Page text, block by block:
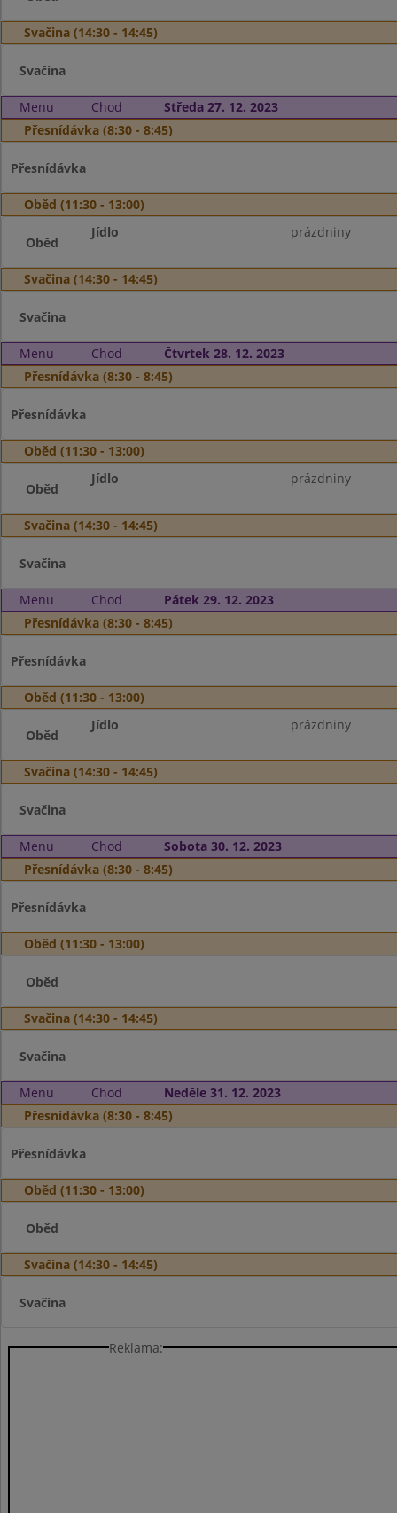
Svačina (14:30 - 14:45)
Svačina
Menu Chod
Středa 27. 12. 2023
Přesnídávka (8:30 - 8:45)
Přesnídávka
Oběd (11:30 - 13:00)
Oběd
Jídlo prázdniny
Svačina (14:30 - 14:45)
Svačina
Menu Chod
Čtvrtek 28. 12. 2023
Přesnídávka (8:30 - 8:45)
Přesnídávka
Oběd (11:30 - 13:00)
Oběd
Jídlo prázdniny
Svačina (14:30 - 14:45)
Svačina
Menu Chod
Pátek 29. 12. 2023
Přesnídávka (8:30 - 8:45)
Přesnídávka
Oběd (11:30 - 13:00)
Oběd
Jídlo prázdniny
Svačina (14:30 - 14:45)
Svačina
Menu Chod
Sobota 30. 12. 2023
Přesnídávka (8:30 - 8:45)
Přesnídávka
Oběd (11:30 - 13:00)
Oběd
Svačina (14:30 - 14:45)
Svačina
Menu Chod
Neděle 31. 12. 2023
Přesnídávka (8:30 - 8:45)
Přesnídávka
Oběd (11:30 - 13:00)
Oběd
Svačina (14:30 - 14:45)
Svačina
Reklama: